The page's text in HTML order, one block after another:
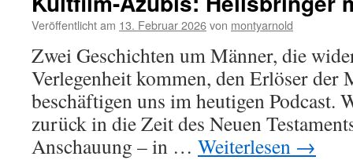
Veröffentlicht am 13. Februar 2026von montyarnold
Zwei Geschichten um Männer, die
Verlegenheit kommen, den Erlöser der
beschäftigen uns im heutigen Podcast.
zurück in die Zeit des Neuen
Anschauung – in … Weiterlesen →